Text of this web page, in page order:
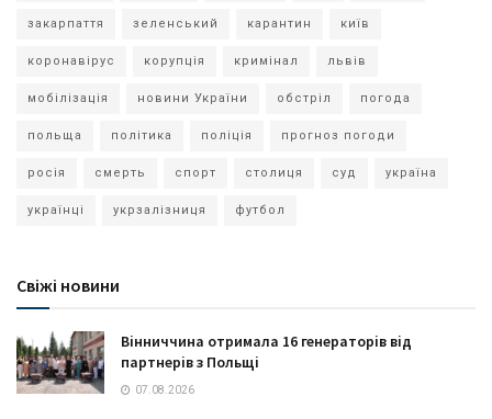
закарпаття зеленський карантин київ
коронавірус корупція кримінал львів
мобілізація новини України обстріл погода
польща політика поліція прогноз погоди
росія смерть спорт столиця суд україна
українці укрзалізниця футбол
Свіжі новини
Вінниччина отримала 16 генераторів від
партнерів з Польщі
07.08.2026